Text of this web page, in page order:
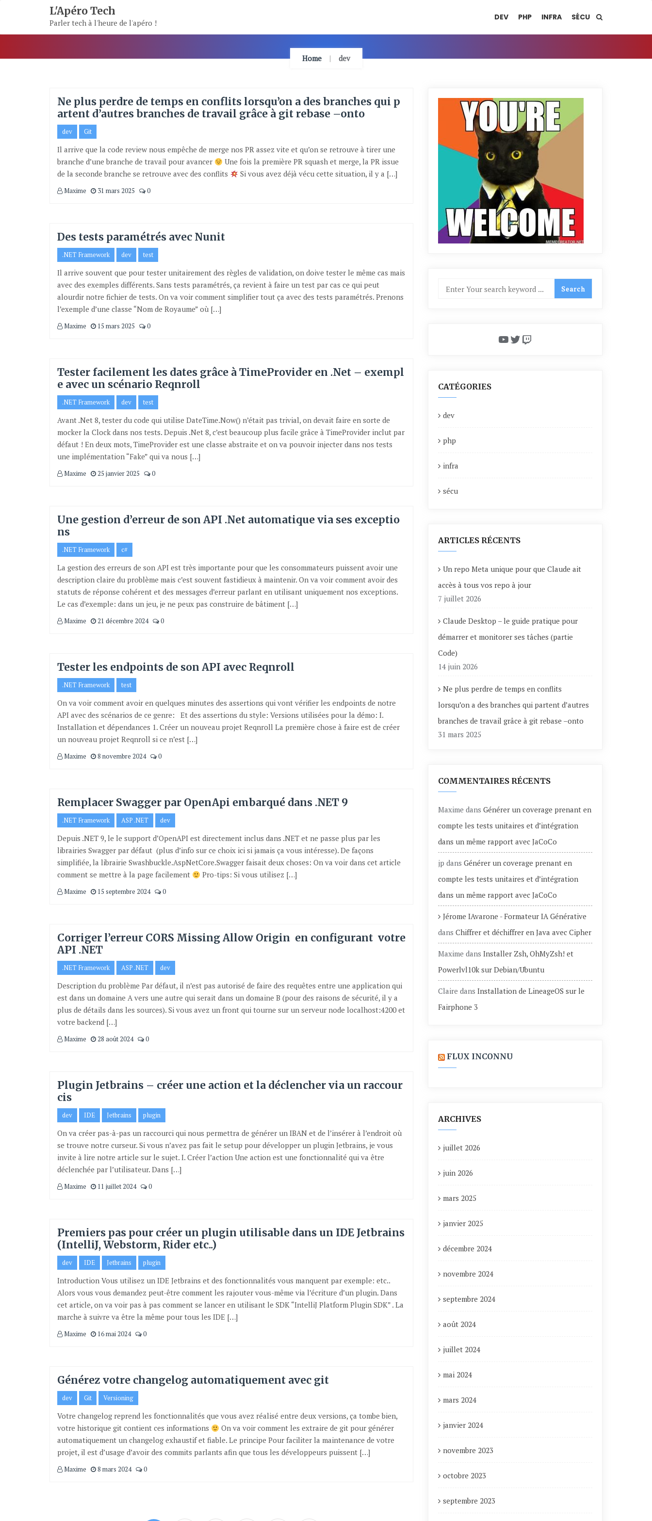
L'Apéro Tech
Parler tech à l'heure de l'apéro !
DEV PHP INFRA SÉCU
Home dev
Ne plus perdre de temps en conflits lorsqu’on a des branches qui p
artent d’autres branches de travail grâce à git rebase –onto
dev Git
Il arrive que la code review nous empêche de merge nos PR assez vite et qu’on se retrouve à tirer une
branche d’une branche de travail pour avancer
Une fois la première PR squash et merge, la PR issue
de la seconde branche se retrouve avec des conflits
Si vous avez déjà vécu cette situation, il y a […]
Maxime 31 mars 2025 0
Des tests paramétrés avec Nunit
.NET Framework dev test
Il arrive souvent que pour tester unitairement des règles de validation, on doive tester le même cas mais
avec des exemples différents. Sans tests paramétrés, ça revient à faire un test par cas ce qui peut
alourdir notre fichier de tests. On va voir comment simplifier tout ça avec des tests paramétrés. Prenons
l’exemple d’une classe “Nom de Royaume” où […]
Maxime 15 mars 2025 0
Tester facilement les dates grâce à TimeProvider en .Net – exempl
e avec un scénario Reqnroll
.NET Framework dev test
Avant .Net 8, tester du code qui utilise DateTime.Now() n’était pas trivial, on devait faire en sorte de
mocker la Clock dans nos tests. Depuis .Net 8, c’est beaucoup plus facile grâce à TimeProvider inclut par
défaut ! En deux mots, TimeProvider est une classe abstraite et on va pouvoir injecter dans nos tests
une implémentation “Fake” qui va nous […]
Maxime 25 janvier 2025 0
Une gestion d’erreur de son API .Net automatique via ses exceptio
ns
.NET Framework c#
La gestion des erreurs de son API est très importante pour que les consommateurs puissent avoir une
description claire du problème mais c’est souvent fastidieux à maintenir. On va voir comment avoir des
statuts de réponse cohérent et des messages d’erreur parlant en utilisant uniquement nos exceptions.
Le cas d’exemple: dans un jeu, je ne peux pas construire de bâtiment […]
Maxime 21 décembre 2024 0
Tester les endpoints de son API avec Reqnroll
.NET Framework test
On va voir comment avoir en quelques minutes des assertions qui vont vérifier les endpoints de notre
API avec des scénarios de ce genre: Et des assertions du style: Versions utilisées pour la démo: I.
Installation et dépendances 1. Créer un nouveau projet Reqnroll La première chose à faire est de créer
un nouveau projet Reqnroll si ce n’est […]
Maxime 8 novembre 2024 0
Remplacer Swagger par OpenApi embarqué dans .NET 9
.NET Framework ASP .NET dev
Depuis .NET 9, le le support d’OpenAPI est directement inclus dans .NET et ne passe plus par les
librairies Swagger par défaut (plus d’info sur ce choix ici si jamais ça vous intéresse). De façons
simplifiée, la librairie Swashbuckle.AspNetCore.Swagger faisait deux choses: On va voir dans cet article
comment se mettre à la page facilement
Pro-tips: Si vous utilisez […]
Maxime 15 septembre 2024 0
Corriger l’erreur CORS Missing Allow Origin en configurant votre
API .NET
.NET Framework ASP .NET dev
Description du problème Par défaut, il n’est pas autorisé de faire des requêtes entre une application qui
est dans un domaine A vers une autre qui serait dans un domaine B (pour des raisons de sécurité, il y a
plus de détails dans les sources). Si vous avez un front qui tourne sur un serveur node localhost:4200 et
votre backend […]
Maxime 28 août 2024 0
Plugin Jetbrains – créer une action et la déclencher via un raccour
cis
dev IDE Jetbrains plugin
On va créer pas-à-pas un raccourci qui nous permettra de générer un IBAN et de l’insérer à l’endroit où
se trouve notre curseur. Si vous n’avez pas fait le setup pour développer un plugin Jetbrains, je vous
invite à lire notre article sur le sujet. I. Créer l’action Une action est une fonctionnalité qui va être
déclenchée par l’utilisateur. Dans […]
Maxime 11 juillet 2024 0
Premiers pas pour créer un plugin utilisable dans un IDE Jetbrains
(IntelliJ, Webstorm, Rider etc..)
dev IDE Jetbrains plugin
Introduction Vous utilisez un IDE Jetbrains et des fonctionnalités vous manquent par exemple: etc..
Alors vous vous demandez peut-être comment les rajouter vous-même via l’écriture d’un plugin. Dans
cet article, on va voir pas à pas comment se lancer en utilisant le SDK “IntelliJ Platform Plugin SDK” . La
marche à suivre va être la même pour tous les IDE […]
Maxime 16 mai 2024 0
Générez votre changelog automatiquement avec git
dev Git Versioning
Votre changelog reprend les fonctionnalités que vous avez réalisé entre deux versions, ça tombe bien,
votre historique git contient ces informations
On va voir comment les extraire de git pour générer
automatiquement un changelog exhaustif et fiable. Le principe Pour faciliter la maintenance de votre
projet, il est d’usage d’avoir des commits parlants afin que tous les développeurs puissent […]
Maxime 8 mars 2024 0
YouTube
Twitter
Twitch
CATÉGORIES
dev
php
infra
sécu
ARTICLES RÉCENTS
Un repo Meta unique pour que Claude ait
accès à tous vos repo à jour
7 juillet 2026
Claude Desktop – le guide pratique pour
démarrer et monitorer ses tâches (partie
Code)
14 juin 2026
Ne plus perdre de temps en conflits
lorsqu’on a des branches qui partent d’autres
branches de travail grâce à git rebase –onto
31 mars 2025
COMMENTAIRES RÉCENTS
Maxime dans Générer un coverage prenant en
compte les tests unitaires et d’intégration
dans un même rapport avec JaCoCo
jp dans Générer un coverage prenant en
compte les tests unitaires et d’intégration
dans un même rapport avec JaCoCo
Jérome IAvarone - Formateur IA Générative
dans Chiffrer et déchiffrer en Java avec Cipher
Maxime dans Installer Zsh, OhMyZsh! et
Powerlvl10k sur Debian/Ubuntu
Claire dans Installation de LineageOS sur le
Fairphone 3
FLUX INCONNU
ARCHIVES
juillet 2026
juin 2026
mars 2025
janvier 2025
décembre 2024
novembre 2024
septembre 2024
août 2024
juillet 2024
mai 2024
mars 2024
janvier 2024
novembre 2023
octobre 2023
septembre 2023